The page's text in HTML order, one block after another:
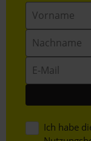
Mail
Ich habe